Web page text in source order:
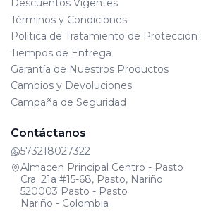
Descuentos Vigentes
Términos y Condiciones
Política de Tratamiento de Protección
Tiempos de Entrega
Garantía de Nuestros Productos
Cambios y Devoluciones
Campaña de Seguridad
Contáctanos
573218027322
Almacen Principal Centro - Pasto
Cra. 21a #15-68, Pasto, Nariño
520003 Pasto - Pasto
Nariño - Colombia